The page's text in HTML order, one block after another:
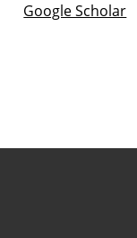
Google Scholar